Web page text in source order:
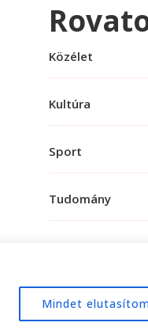
Mindet
Közélet
Kultúra
Sport
Tudomány
WordPress.